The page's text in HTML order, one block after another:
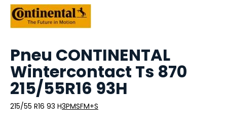
Marque
Pneu CONTINENTAL
Wintercontact Ts 870
215/55R16 93H
215/55 R16 93 H3PMSFM+S